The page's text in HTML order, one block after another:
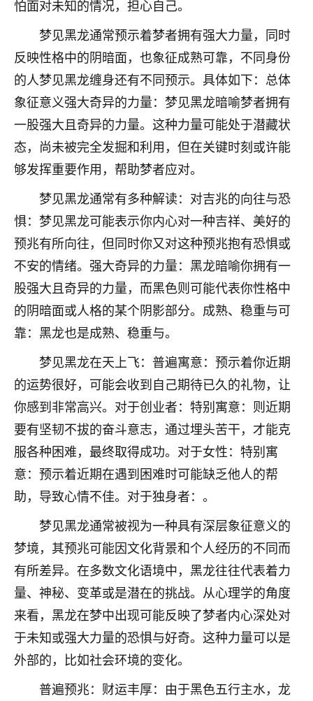
怕面对未知的情况，担心自己。
梦见黑龙通常预示着梦者拥有强大力量，同时
反映性格中的阴暗面，也象征成熟可靠，不同身份
的人梦见黑龙缠身还有不同预示。具体如下：总体
象征意义强大奇异的力量：梦见黑龙暗喻梦者拥有
一股强大且奇异的力量。这种力量可能处于潜藏状
态，尚未被完全发掘和利用，但在关键时刻或许能
够发挥重要作用，帮助梦者应对。
梦见黑龙通常有多种解读：对吉兆的向往与恐
惧：梦见黑龙可能表示你内心对一种吉祥、美好的
预兆有所向往，但同时你又对这种预兆抱有恐惧或
不安的情绪。强大奇异的力量：黑龙暗喻你拥有一
股强大且奇异的力量，而黑色则可能代表你性格中
的阴暗面或人格的某个阴影部分。成熟、稳重与可
靠：黑龙也是成熟、稳重与。
梦见黑龙在天上飞：普遍寓意：预示着你近期
的运势很好，可能会收到自己期待已久的礼物，让
你感到非常高兴。对于创业者：特别寓意：则近期
要有坚韧不拔的奋斗意志，通过埋头苦干，才能克
服各种困难，最终取得成功。对于女性：特别寓
意：预示着近期在遇到困难时可能缺乏他人的帮
助，导致心情不佳。对于独身者：。
梦见黑龙通常被视为一种具有深层象征意义的
梦境，其预兆可能因文化背景和个人经历的不同而
有所差异。在多数文化语境中，黑龙往往代表着力
量、神秘、变革或是潜在的挑战。从心理学的角度
来看，黑龙在梦中出现可能反映了梦者内心深处对
于未知或强大力量的恐惧与好奇。这种力量可以是
外部的，比如社会环境的变化。
普遍预兆：财运丰厚：由于黑色五行主水，龙
我是公司人事调整，有升迁机会，但同时竞争的我们
三个，找老师的时候是抱着侥幸心理，没想到老师看
着我晋升有望，我半信半疑的按照老师建议，做了化
太岁还有一个发钱粮，本来年前的人事调整，拖到年
后，我以为都没戏了，结果开年一上班，开会提拔升
职第一个就是我，职务无所谓，主要是底薪加了
3000，非常开心，无论如何，感恩感谢！🙏🏻
鹿森：恭喜升职加薪！！，请客吗？�
12小时前 来自北京 32
心心相印
我身体不太好，总是病病殃殃的，去检查又没什么大
问题，反正就是不舒服。中医西医看遍了，找不到问
题，后来无意中看到有人推荐慧来老师，跟老师聊过
之后，心情豁然开朗，也听老师建议，处理了一些因
果问题。今年以来，身体比以前好多，主要是心情好
了，老师说境随心转，现在深有体会了。
鹿森：是的，其实跟老师聊过之后，最大的感
触，首先就是心态会变好，万般皆是命，半点
不由人！
1天前 来自四川 9
金白水清
我也想找老师看看，有没有人给个联系方式的啊？
鹿森：慧来老师微信：gjsy0624
1天前 来自江西 12
青春168
我也想要，我也想要！
2天前 来自山西 15
Jessica李
老师做不做超度法事？我想给我奶奶做超度，她今年
刚去世了。